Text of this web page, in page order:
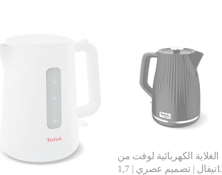
الغلاية الكهربائية لوفت من
تيفال | تصميم عصري | 1,7L |